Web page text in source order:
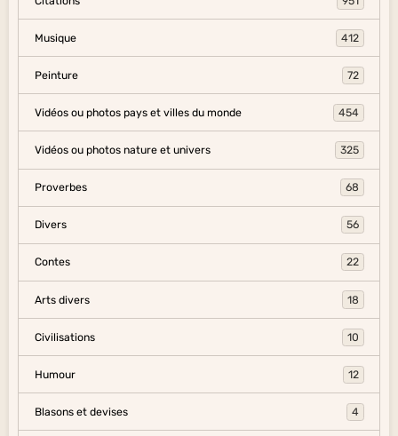
Musique 412
Peinture 72
Vidéos ou photos pays et villes du monde 454
Vidéos ou photos nature et univers 325
Proverbes 68
Divers 56
Contes 22
Arts divers 18
Civilisations 10
Humour 12
Blasons et devises 4